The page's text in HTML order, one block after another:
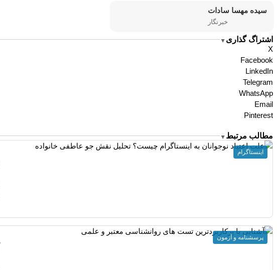
سیده مهسا سادات
خبرنگار
اشتراگ گذاری ▼
X
Facebook
LinkedIn
Telegram
WhatsApp
Email
Pinterest
مطالب مرتبط ▼
اینستاگرام
پرسشنامه و آزمون